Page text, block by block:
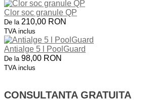
Clor soc granule QP
De la 210,00 RON
TVA inclus
Antialge 5 l PoolGuard
De la 98,00 RON
TVA inclus
CONSULTANTA GRATUITA